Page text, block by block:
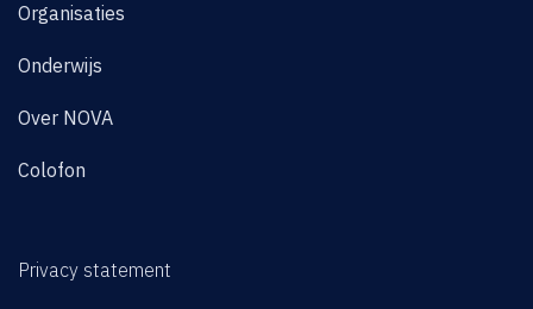
Organisaties
Onderwijs
Over NOVA
Colofon
Privacy statement